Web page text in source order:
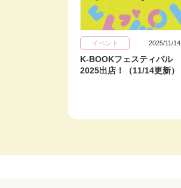
イベント 2025/11/14
K-BOOKフェスティバル
2025出店！（11/14更新）